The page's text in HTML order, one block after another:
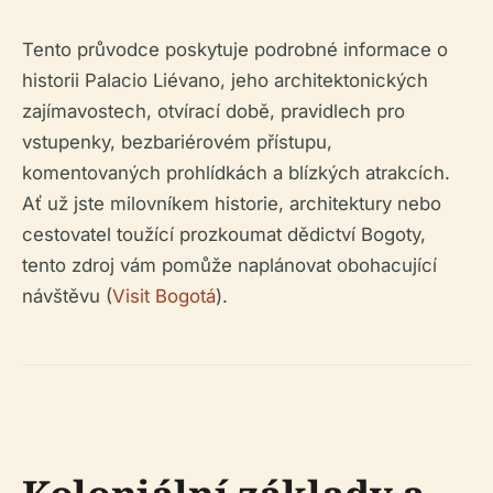
Tento průvodce poskytuje podrobné informace o
historii Palacio Liévano, jeho architektonických
zajímavostech, otvírací době, pravidlech pro
vstupenky, bezbariérovém přístupu,
komentovaných prohlídkách a blízkých atrakcích.
Ať už jste milovníkem historie, architektury nebo
cestovatel toužící prozkoumat dědictví Bogoty,
tento zdroj vám pomůže naplánovat obohacující
návštěvu (Visit Bogotá).